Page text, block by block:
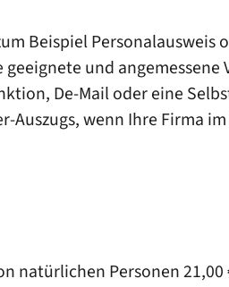
Beispiel
und
De-Mail oder eine
Auszugs, wenn Ihre Firma
natürlichen Personen